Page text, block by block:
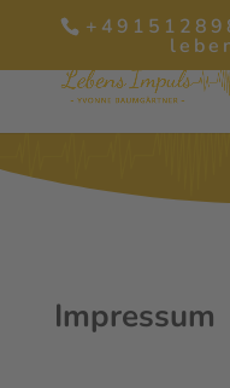
Impressum